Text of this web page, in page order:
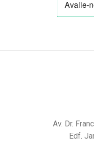
Av. Dr.
Edf.